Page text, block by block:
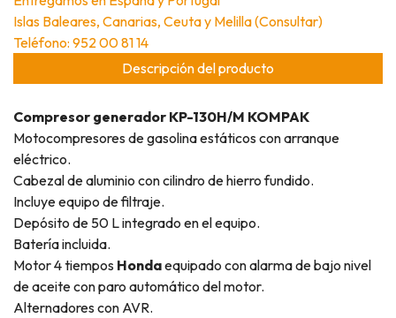
Islas Baleares, Canarias, Ceuta y Melilla (Consultar)
Teléfono: 952 00 81 14
Descripción del producto
Compresor generador KP-130H/M KOMPAK
Motocompresores de gasolina estáticos con arranque
eléctrico.
Cabezal de aluminio con cilindro de hierro fundido.
Incluye equipo de filtraje.
Depósito de 50 L integrado en el equipo.
Batería incluida.
Motor 4 tiempos Hondaequipado con alarma de bajo nivel
de aceite con paro automático del motor.
Alternadores con AVR.